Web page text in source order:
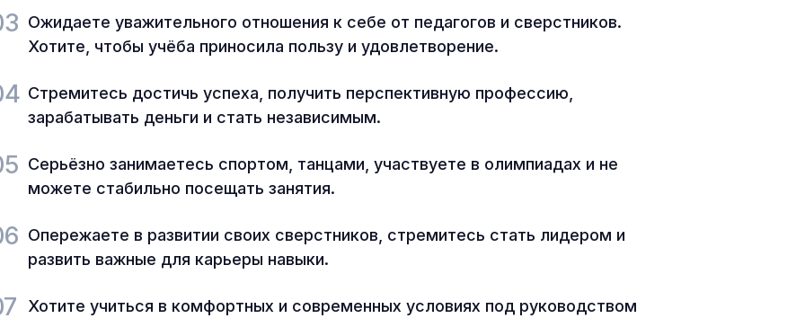
Ожидаете уважительного отношения к себе от педагогов и сверстников.
Хотите, чтобы учёба приносила пользу и удовлетворение.
Стремитесь достичь успеха, получить перспективную профессию,
зарабатывать деньги и стать независимым.
Серьёзно занимаетесь спортом, танцами, участвуете в олимпиадах и не
можете стабильно посещать занятия.
Опережаете в развитии своих сверстников, стремитесь стать лидером и
развить важные для карьеры навыки.
Хотите учиться в комфортных и современных условиях под руководством